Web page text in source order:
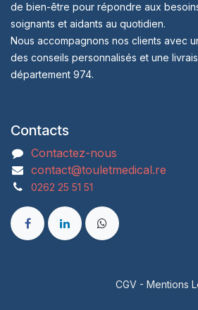
de bien-être pour répondre aux
soignants et aidants au quotidien.
Nous accompagnons nos clients avec
des conseils personnalisés et une
département 974.
Contacts
Contactez-nous
contact@touletmedical.re
0262 25 51 51
CGV - Mentions